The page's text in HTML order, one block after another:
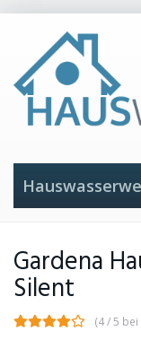
content
Gardena
Silent
(4 / 5